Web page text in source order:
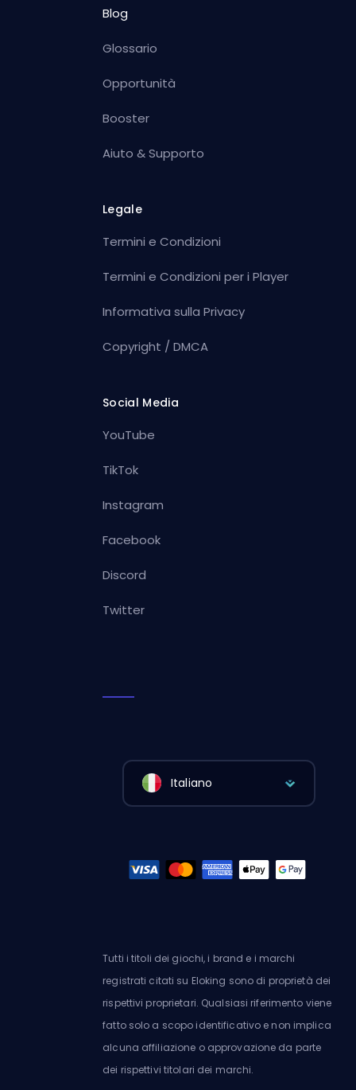
Blog
Glossario
Opportunità
Booster
Aiuto & Supporto
Legale
Termini e Condizioni
Termini e Condizioni per i Player
Informativa sulla Privacy
Copyright / DMCA
Social Media
YouTube
TikTok
Instagram
Facebook
Discord
Twitter
Italiano
Tutti i titoli dei giochi, i brand e i marchi
registrati citati su Eloking sono di proprietà dei
rispettivi proprietari. Qualsiasi riferimento viene
fatto solo a scopo identificativo e non implica
alcuna affiliazione o approvazione da parte
dei rispettivi titolari dei marchi.